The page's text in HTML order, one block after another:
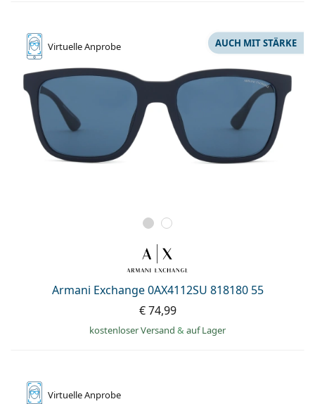
VirtuelleAnprobe
Armani Exchange 0AX4112SU 818180 55
AUCH MIT STÄRKE
€ 74,99
kostenloser Versand & auf Lager
VirtuelleAnprobe